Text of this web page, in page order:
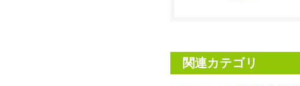
関連カテゴリ